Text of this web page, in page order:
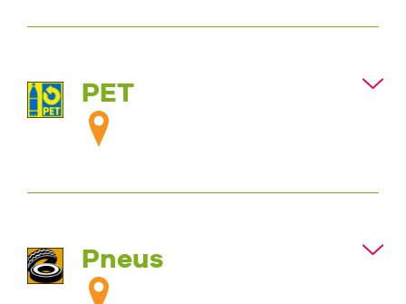
PET
Pneus